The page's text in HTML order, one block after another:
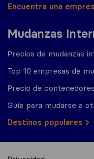
Encuentra una
Mudanzas
Precios de mudanzas
Top 10 empresas de
Precio de
Guía para mudarse a
Destinos populares